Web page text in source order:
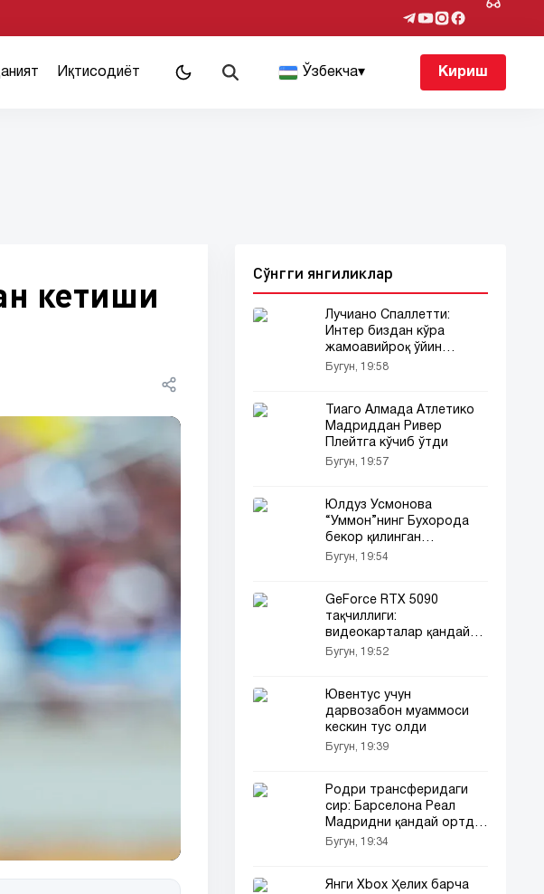
Иқтисодиёт Ўзбекча▾ Кириш
кетиши
Сўнгги янгиликлар
Лучиано Спаллетти:
Интер биздан кўра
жамоавийроқ ўйин
кўрсатди
Бугун, 19:58
Тиаго Алмада Атлетико
Мадриддан Ривер
Плейтга кўчиб ўтди
Бугун, 19:57
Юлдуз Усмонова
“Уммон”нинг Бухорода
бекор қилинган
концертига ўзининг
Бугун, 19:54
GeForce RTX 5090
тақчиллиги:
видеокарталар қандай
мажбурий пакетларда
Бугун, 19:52
Ювентус учун
дарвозабон муаммоси
кескин тус олди
Бугун, 19:39
Родри трансферидаги
сир: Барселона Реал
Мадридни қандай ортда
қолдирди
Бугун, 19:34
Янги Xbox Ҳелих барча